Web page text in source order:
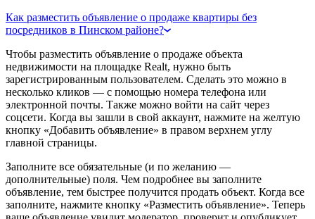
Как разместить объявление о продаже квартиры без
посредников в Пинском районе?
Чтобы разместить объявление о продаже объекта
недвижимости на площадке Realt, нужно быть
зарегистрированным пользователем. Сделать это можно в
несколько кликов — с помощью номера телефона или
электронной почты. Также можно войти на сайт через
соцсети. Когда вы зашли в свой аккаунт, нажмите на желтую
кнопку «Добавить объявление» в правом верхнем углу
главной страницы.
Заполните все обязательные (и по желанию —
дополнительные) поля. Чем подробнее вы заполните
объявление, тем быстрее получится продать объект. Когда все
заполните, нажмите кнопку «Разместить объявление». Теперь